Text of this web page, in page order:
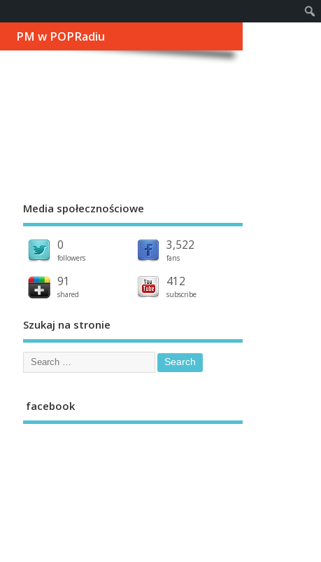
PM w POPRadiu
Media społecznościowe
0
followers
3,522
fans
91
shared
412
subscribe
Szukaj na stronie
facebook